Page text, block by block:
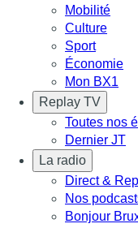
Mobilité
Culture
Sport
Économie
Mon BX1
Replay TV
Toutes nos
Dernier JT
La radio
Direct &
Nos
Bonjour